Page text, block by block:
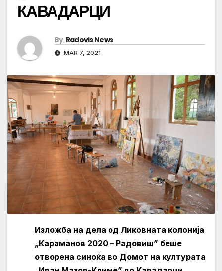
КАВАДАРЦИ
By Radovis News
MAR 7, 2021
Изложба на дела од Ликовната колонија
„Караманов 2020 – Радовиш” беше
отворена синоќа во Домот на културата